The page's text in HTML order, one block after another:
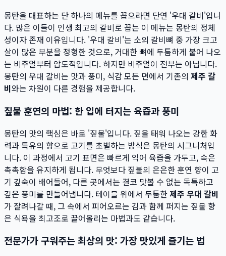
몽탄을 대표하는 단 하나의 메뉴를 꼽으라면 단연 '우대 갈비'입니
다. 많은 이들이 인생 최고의 갈비로 꼽는 이 메뉴는 몽탄의 정체
성이자 존재 이유입니다. '우대 갈비'는 소의 갈비뼈 중 가장 크고
살이 많은 부분을 정형한 것으로, 거대한 뼈에 두툼하게 붙어 나오
는 비주얼부터 압도적입니다. 하지만 비주얼이 전부는 아닙니다.
몽탄의 우대 갈비는 맛과 풍미, 식감 모든 면에서 기존의 제주 갈
비와는 차원이 다른 경험을 제공합니다.
짚불 훈연의 마법: 한 입에 터지는 육즙과 풍미
몽탄의 맛의 핵심은 바로 '짚불'입니다. 짚을 태워 나오는 강한 화
력과 특유의 향으로 고기를 초벌하는 방식은 몽탄의 시그니처입
니다. 이 과정에서 고기 표면은 빠르게 익어 육즙을 가두고, 속은
촉촉함을 유지하게 됩니다. 무엇보다 짚불의 은은한 훈연 향이 고
기 깊숙이 배어들어, 다른 곳에서는 결코 맛볼 수 없는 독특하고
깊은 풍미를 만들어냅니다. 테이블 위에서 두툼한제주 우대 갈비
가 잘려나갈 때, 그 속에서 피어오르는 김과 함께 퍼지는 짚불 향
은 식욕을 최고조로 끌어올리는 마법과도 같습니다.
전문가가 구워주는 최상의 맛: 가장 맛있게 즐기는 법